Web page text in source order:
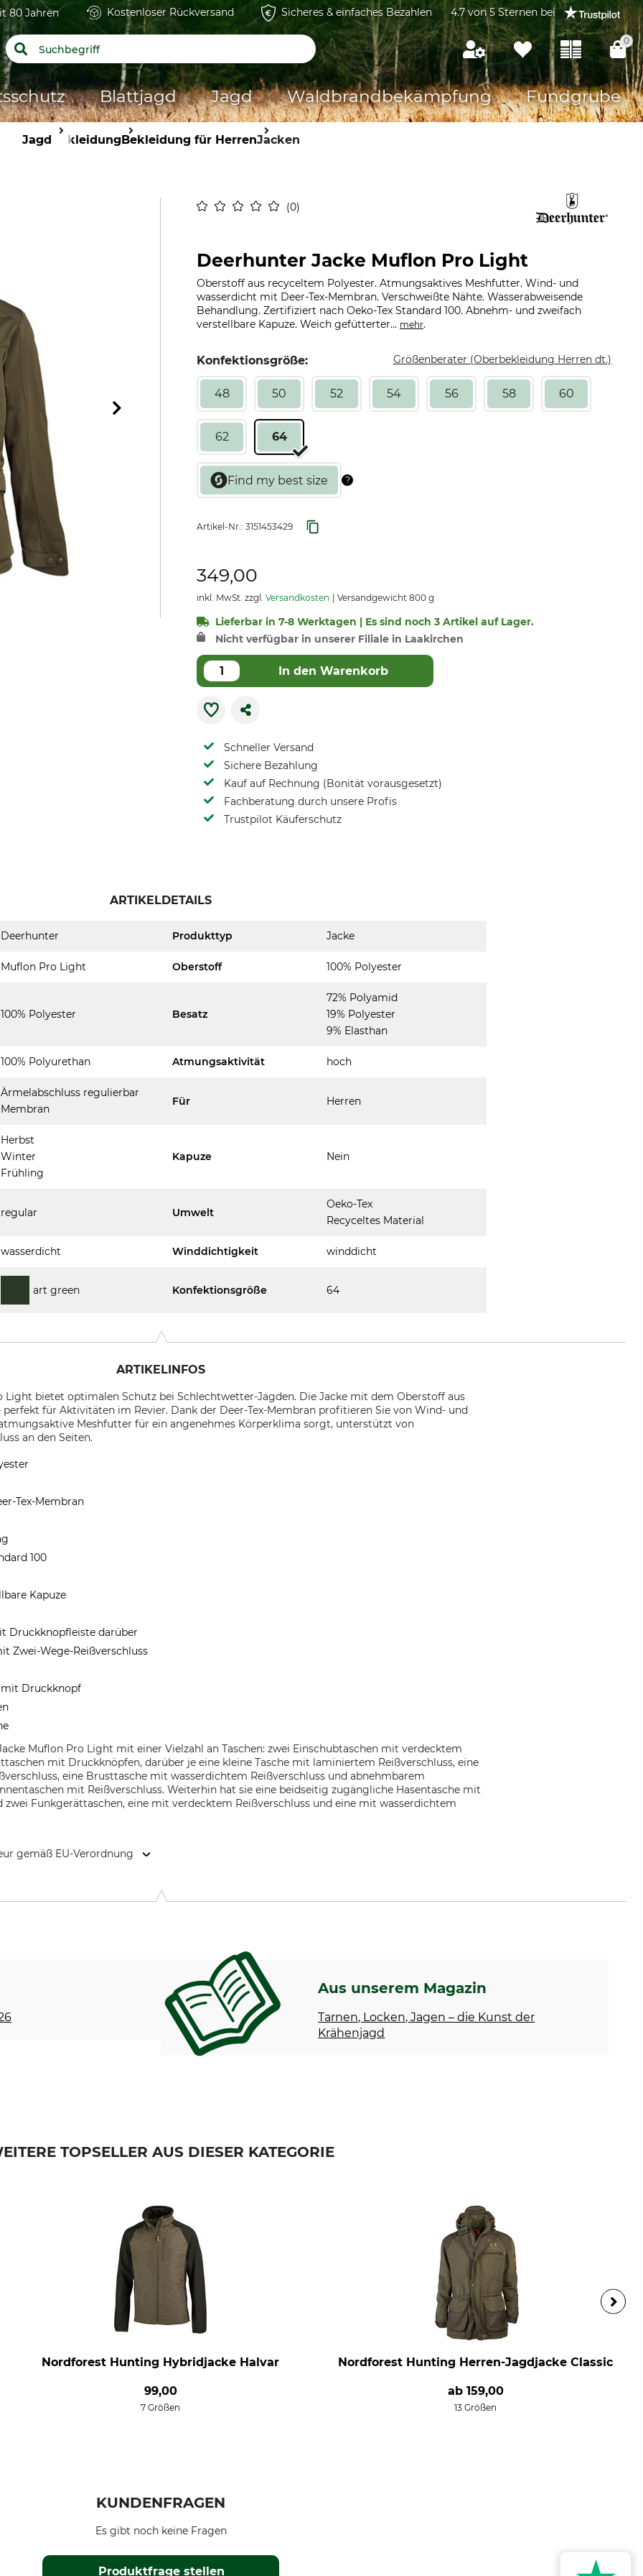
80 Jahren Kostenloser Rückversand Sicheres & einfaches Bezahlen 4.7 von 5 Sternen bei
0
Blattjagd Jagd Waldbrandbekämpfung Fundgrube
Jagd BekleidungBekleidung für HerrenJacken
0
Deerhunter Jacke Muflon Pro Light
Oberstoff aus recyceltem Polyester. Atmungsaktives Meshfutter. Wind- und
wasserdicht mit Deer-Tex-Membran. Verschweißte Nähte. Wasserabweisende
Behandlung. Zertifiziert nach Oeko-Tex Standard 100. Abnehm- und zweifach
verstellbare Kapuze. Weich gefütterter... mehr.
Konfektionsgröße: Größenberater (Oberbekleidung Herren dt.)
48 50 52 54 56 58 60
62 64
Artikel-Nr.: 3151453429
349,00
inkl. MwSt. zzgl. Versandkosten Versandgewicht 800 g
Lieferbar in 7-8 Werktagen | Es sind noch 3 Artikel auf Lager.
Nicht verfügbar in unserer Filiale in Laakirchen
In den Warenkorb
Schneller Versand
Sichere Bezahlung
Kauf auf Rechnung (Bonität vorausgesetzt)
Fachberatung durch unsere Profis
Trustpilot Käuferschutz
ARTIKELDETAILS
Deerhunter Produkttyp Jacke
Muflon Pro Light Oberstoff 100% Polyester
100% Polyester Besatz
72% Polyamid
19% Polyester
9% Elasthan
100% Polyurethan Atmungsaktivität hoch
Ärmelabschluss regulierbar
Membran
Für Herren
Herbst
Winter
Frühling
Kapuze Nein
regular Umwelt
Oeko-Tex
Recyceltes Material
wasserdicht Winddichtigkeit winddicht
art green Konfektionsgröße 64
ARTIKELINFOS
Light bietet optimalen Schutz bei Schlechtwetter-Jagden. Die Jacke mit dem Oberstoff aus
für Aktivitäten im Revier. Dank der Deer-Tex-Membran profitieren Sie von Wind- und
Meshfutter für ein angenehmes Körperklima sorgt, unterstützt von
an den Seiten.
Tex-Membran
100
Kapuze
Druckknopfleiste darüber
Zwei-Wege-Reißverschluss
mit Druckknopf
Muflon Pro Light mit einer Vielzahl an Taschen: zwei Einschubtaschen mit verdecktem
mit Druckknöpfen, darüber je eine kleine Tasche mit laminiertem Reißverschluss, eine
eine Brusttasche mit wasserdichtem Reißverschluss und abnehmbarem
mit Reißverschluss. Weiterhin hat sie eine beidseitig zugängliche Hasentasche mit
zwei Funkgerättaschen, eine mit verdecktem Reißverschluss und eine mit wasserdichtem
gemäß EU-Verordnung
Aus unserem Magazin
Tarnen, Locken, Jagen – die Kunst der
Krähenjagd
TOPSELLER AUS DIESER KATEGORIE
Nordforest Hunting Hybridjacke Halvar
99,00
7 Größen
Nordforest Hunting Herren-Jagdjacke Classic
ab 159,00
13 Größen
KUNDENFRAGEN
Produktfrage stellen
Es gibt noch keine Fragen